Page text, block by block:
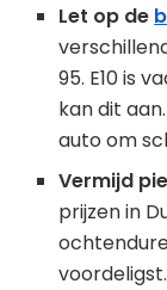
Let op de
95. E10 is
kan dit
auto om
Vermijd
prijzen in
voordeligst.